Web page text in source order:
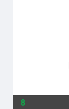
8